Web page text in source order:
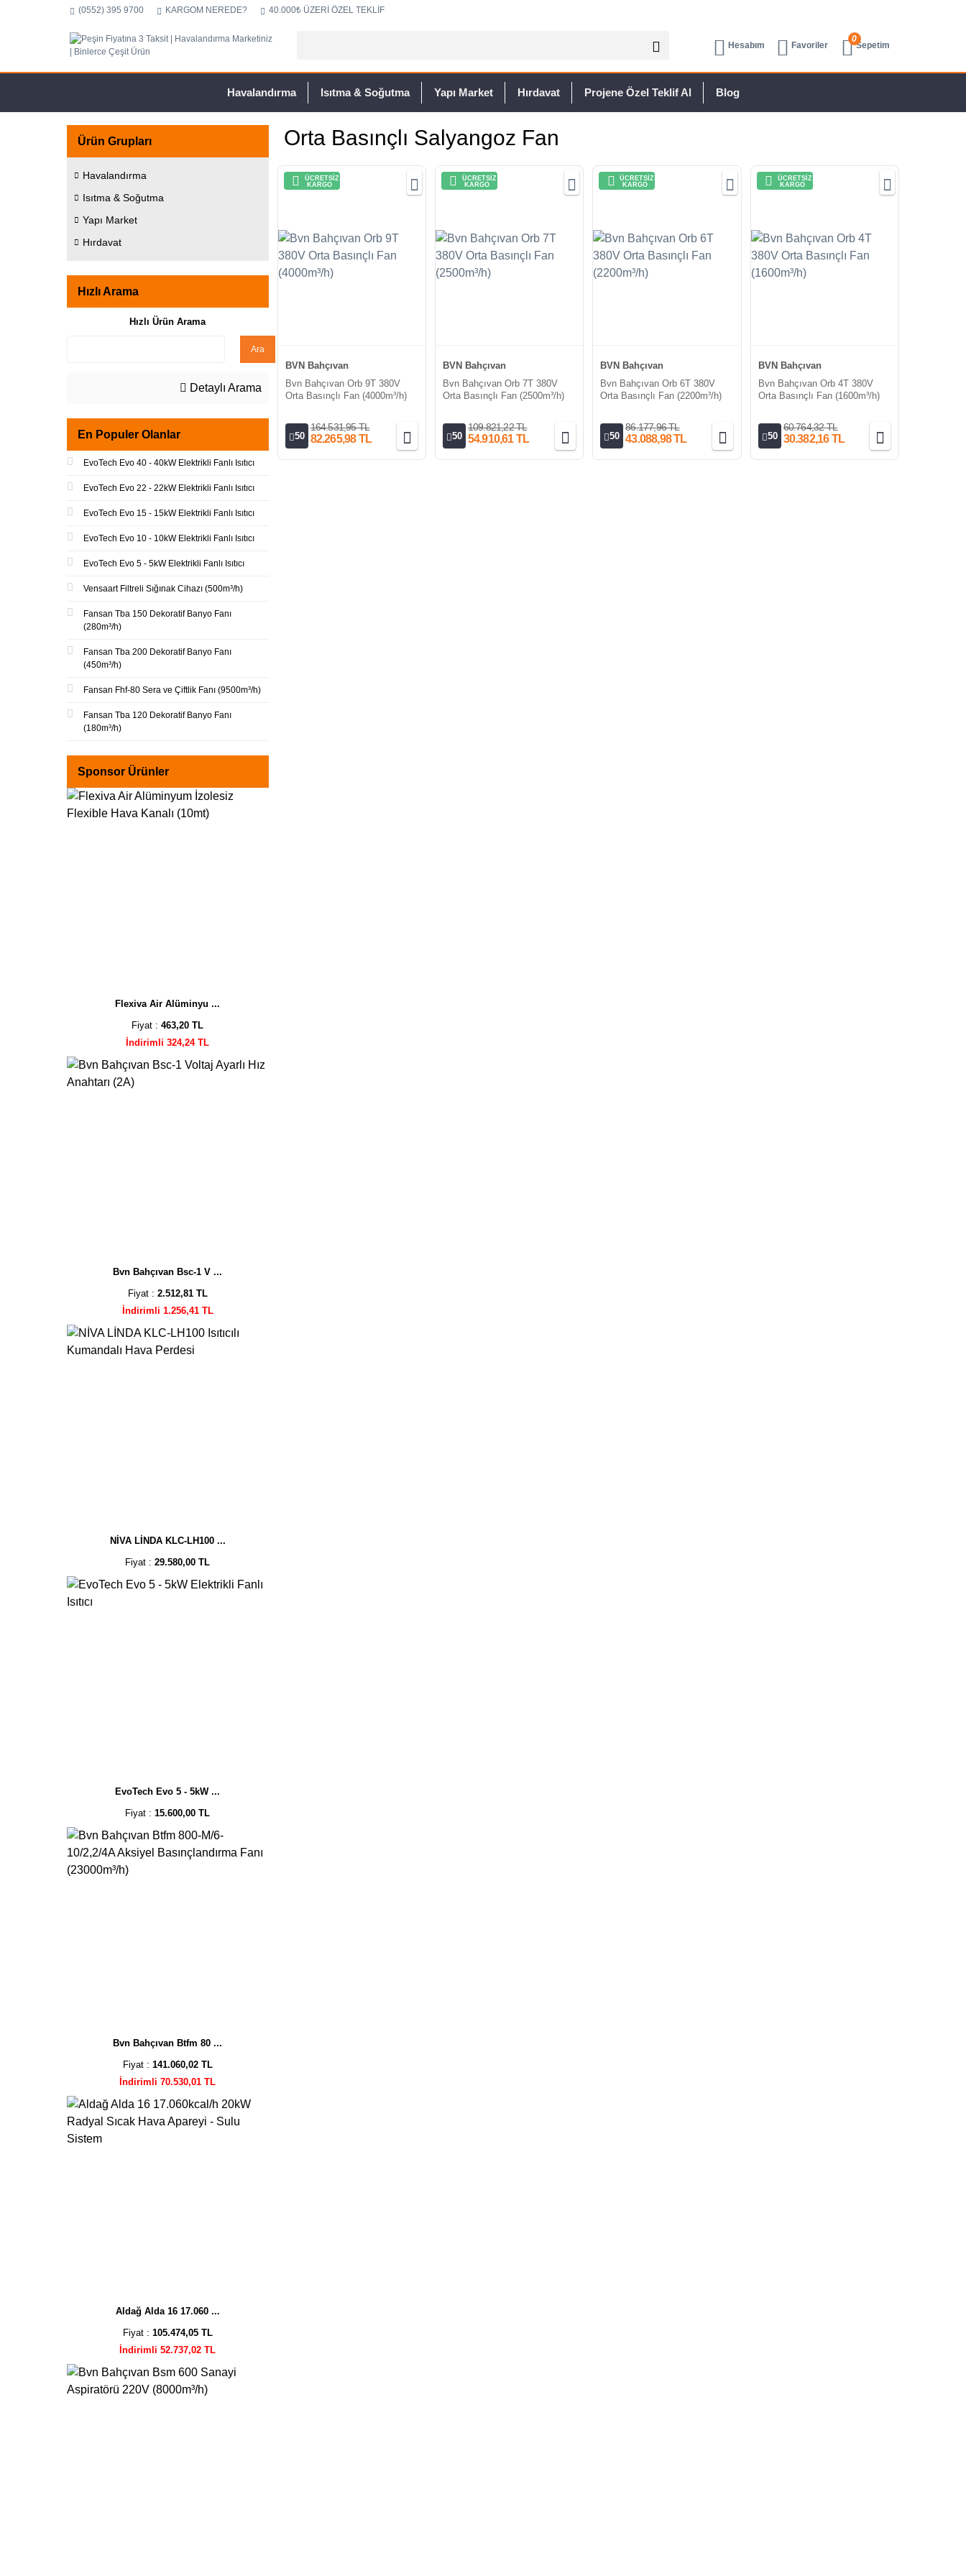
(0552) 395 9700 KARGOM NEREDE? 40.000₺ ÜZERİ ÖZEL TEKLİF
Hesabım Favoriler
0
Sepetim
Havalandırma Isıtma & Soğutma Yapı Market Hırdavat Projene Özel Teklif Al Blog
Ürün Grupları
Havalandırma
Isıtma & Soğutma
Yapı Market
Hırdavat
Hızlı Arama
Hızlı Ürün Arama
Ara
Detaylı Arama
En Populer Olanlar
EvoTech Evo 40 - 40kW Elektrikli Fanlı Isıtıcı
EvoTech Evo 22 - 22kW Elektrikli Fanlı Isıtıcı
EvoTech Evo 15 - 15kW Elektrikli Fanlı Isıtıcı
EvoTech Evo 10 - 10kW Elektrikli Fanlı Isıtıcı
EvoTech Evo 5 - 5kW Elektrikli Fanlı Isıtıcı
Vensaart Filtreli Sığınak Cihazı (500m³/h)
Fansan Tba 150 Dekoratif Banyo Fanı
(280m³/h)
Fansan Tba 200 Dekoratif Banyo Fanı
(450m³/h)
Fansan Fhf-80 Sera ve Çiftlik Fanı (9500m³/h)
Fansan Tba 120 Dekoratif Banyo Fanı
(180m³/h)
Sponsor Ürünler
Flexiva Air Alüminyu ...
Fiyat :463,20 TL
İndirimli 324,24 TL
Bvn Bahçıvan Bsc-1 V ...
Fiyat : 2.512,81 TL
İndirimli 1.256,41 TL
NİVA LİNDA KLC-LH100 ...
Fiyat :29.580,00 TL
EvoTech Evo 5 - 5kW ...
Fiyat :15.600,00 TL
Bvn Bahçıvan Btfm 80 ...
Fiyat : 141.060,02 TL
İndirimli 70.530,01 TL
Aldağ Alda 16 17.060 ...
Fiyat : 105.474,05 TL
İndirimli 52.737,02 TL
Orta Basınçlı Salyangoz Fan
ÜCRETSİZ
KARGO
BVN Bahçıvan
Bvn Bahçıvan Orb 9T 380V
Orta Basınçlı Fan (4000m³/h)
50
164.531,95 TL
82.265,98 TL
ÜCRETSİZ
KARGO
BVN Bahçıvan
Bvn Bahçıvan Orb 7T 380V
Orta Basınçlı Fan (2500m³/h)
50
109.821,22 TL
54.910,61 TL
ÜCRETSİZ
KARGO
BVN Bahçıvan
Bvn Bahçıvan Orb 6T 380V
Orta Basınçlı Fan (2200m³/h)
50
86.177,96 TL
43.088,98 TL
ÜCRETSİZ
KARGO
BVN Bahçıvan
Bvn Bahçıvan Orb 4T 380V
Orta Basınçlı Fan (1600m³/h)
50
60.764,32 TL
30.382,16 TL